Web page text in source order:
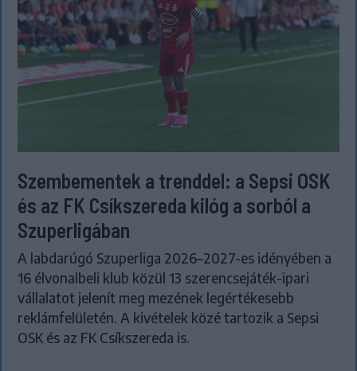
Szembementek a trenddel: a Sepsi OSK
és az FK Csíkszereda kilóg a sorból a
Szuperligában
A labdarúgó Szuperliga 2026–2027-es idényében a
16 élvonalbeli klub közül 13 szerencsejáték-ipari
vállalatot jelenít meg mezének legértékesebb
reklámfelületén. A kivételek közé tartozik a Sepsi
OSK és az FK Csíkszereda is.